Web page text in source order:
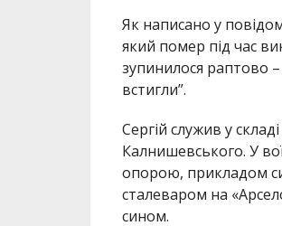
Як написано у
який помер під час
зупинилося раптово
встигли”.
Сергій служив у
Калнишевського. У
опорою, прикладом
сталеваром на
сином.